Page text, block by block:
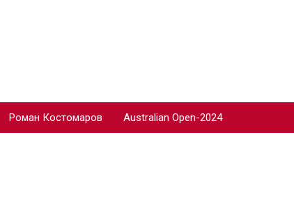
Роман Костомаров Australian Open-2024